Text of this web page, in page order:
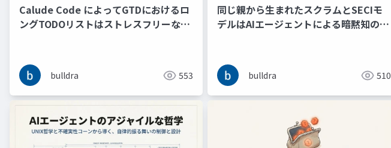
Calude Code によってGTDにおけるロ
ングTODOリストはストレスフリーなチ
bulldra 553
同じ親から生まれたスクラムとSECIモ
デルはAIエージェントによる暗黙知のリ
bulldra 510